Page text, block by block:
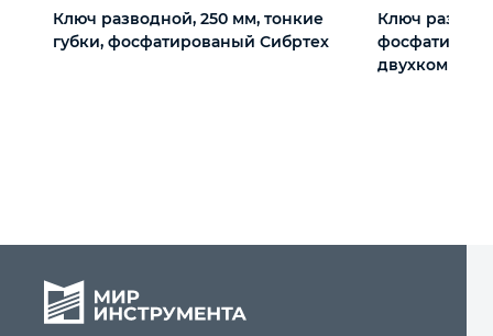
Ключ разводной, 250 мм, тонкие
губки, фосфатированый Сибртех
Ключ